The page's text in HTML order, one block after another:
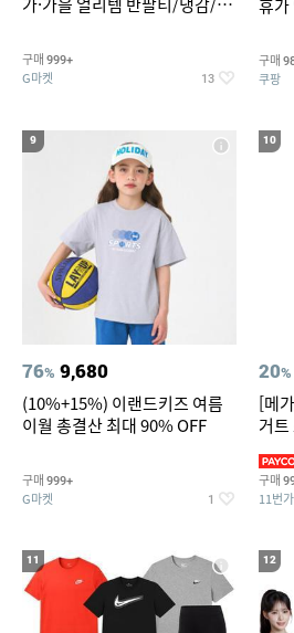
건 외 ~74%OFF
구매 999+
G마켓 13
휴가
구매
쿠팡
9
76% 9,680
(10%+15%) 이랜드키즈 여름
이월 총결산 최대 90% OFF
구매 999+
G마켓 1
10
20%
[메
거트
구매
11번
11 12